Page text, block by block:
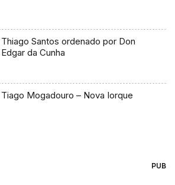
Thiago Santos ordenado por Don
Edgar da Cunha
Tiago Mogadouro – Nova Iorque
PUB